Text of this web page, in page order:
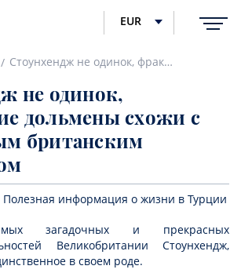
EUR
Стоунхендж не одинок, фракийские дольмены схожи с уникальным британским памятником
не одинок,
дольмены схожи с
британским
Полезная информация о жизни в Турции
загадочных и прекрасных
Великобритании Стоунхендж,
в своем роде.